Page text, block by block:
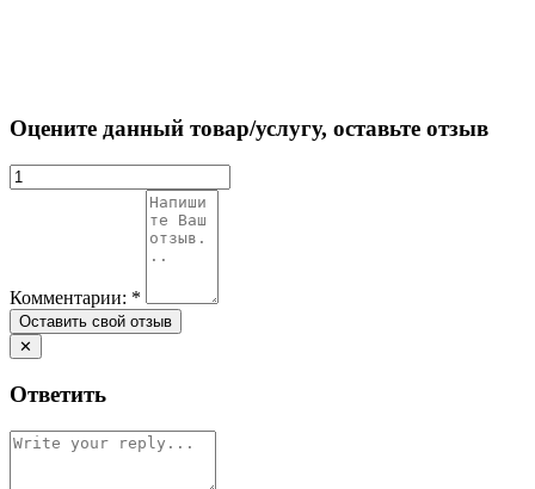
Оцените данный товар/услугу, оставьте отзыв
Комментарии: *
✕
Ответить